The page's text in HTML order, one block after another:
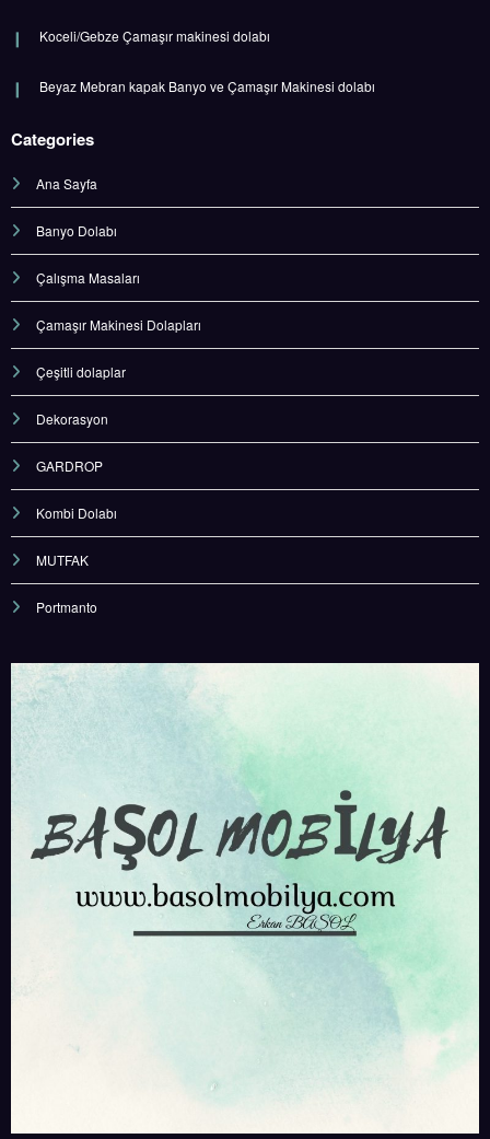
Koceli/Gebze Çamaşır makinesi dolabı
Beyaz Mebran kapak Banyo ve Çamaşır Makinesi dolabı
Categories
Ana Sayfa
Banyo Dolabı
Çalışma Masaları
Çamaşır Makinesi Dolapları
Çeşitli dolaplar
Dekorasyon
GARDROP
Kombi Dolabı
MUTFAK
Portmanto